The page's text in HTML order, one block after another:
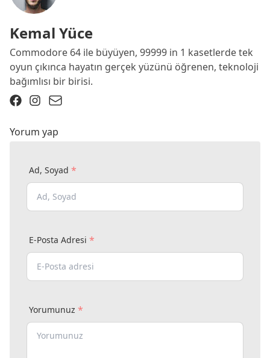
Kemal Yüce
Commodore 64 ile büyüyen, 99999 in 1 kasetlerde tek
oyun çıkınca hayatın gerçek yüzünü öğrenen, teknoloji
bağımlısı bir birisi.
Yorum yap
Ad, Soyad *
E-Posta Adresi *
Yorumunuz *